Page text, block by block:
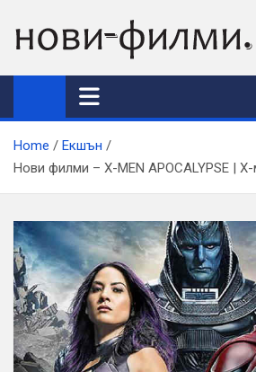
content
Home
Екшън
Нови филми – X-MEN APOCALYPSE |